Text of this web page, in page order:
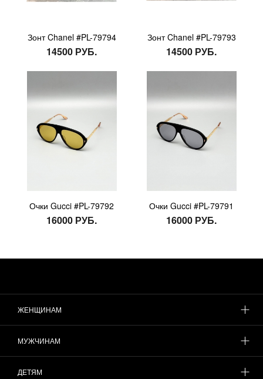
Зонт Chanel #PL-79794
14500 РУБ.
Зонт Chanel #PL-79793
14500 РУБ.
Очки Gucci #PL-79792
16000 РУБ.
Очки Gucci #PL-79791
16000 РУБ.
ЖЕНЩИНАМ
МУЖЧИНАМ
ДЕТЯМ